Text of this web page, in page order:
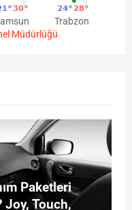
Trabzon
Müdürlüğü
Paketleri
Joy, Touch,